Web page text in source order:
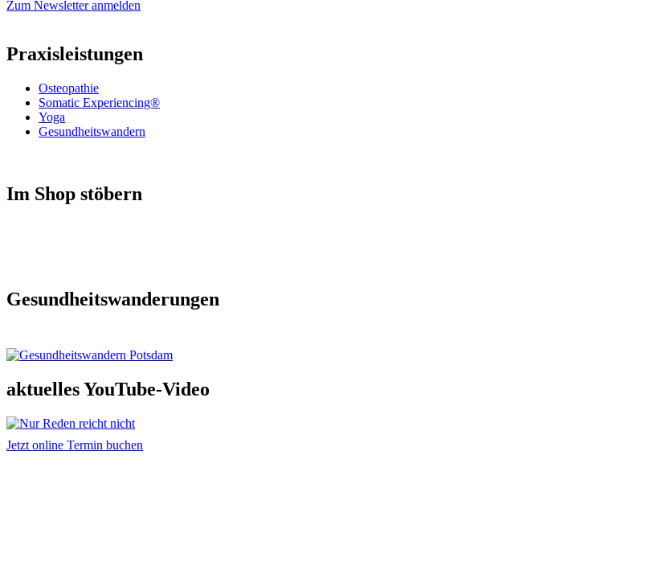
Zum Newsletter anmelden
Praxisleistungen
Osteopathie
Somatic Experiencing®
Yoga
Gesundheitswandern
Im Shop stöbern
Gesundheitswanderungen
aktuelles YouTube-Video
Jetzt online Termin buchen